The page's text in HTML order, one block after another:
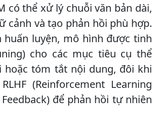
có thể xử lý chuỗi văn bản dài,
cảnh và tạo phản hồi phù hợp.
huấn luyện, mô hình được tinh
cho các mục tiêu cụ thể
hoặc tóm tắt nội dung, đôi khi
(Reinforcement Learning
để phản hồi tự nhiên